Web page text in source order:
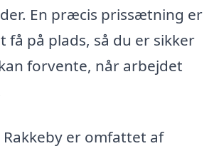
En præcis prissætning er
få på plads, så du er sikker
forvente, når arbejdet
Rakkeby er omfattet af